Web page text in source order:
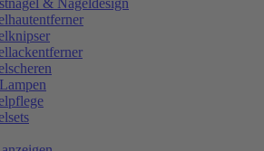
& Nageldesign